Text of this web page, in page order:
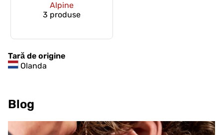
Alpine
3 produse
Tară de origine
Olanda
Blog